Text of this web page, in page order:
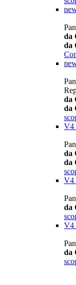
da
da
da
da
V4
da
da
V4
da
V4
da